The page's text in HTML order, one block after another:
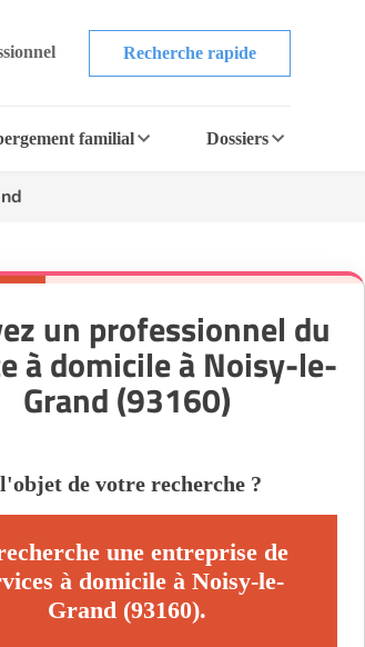
Recherche rapide
familial Dossiers
un professionnel du
à domicile à Noisy-le-
Grand (93160)
de votre recherche ?
une entreprise de
à domicile à Noisy-le-
Grand (93160).